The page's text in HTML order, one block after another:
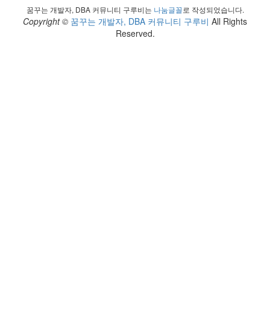
꿈꾸는 개발자, DBA 커뮤니티 구루비는 나눔글꼴로 작성되었습니다.
Copyright © 꿈꾸는 개발자, DBA 커뮤니티 구루비 All Rights
Reserved.